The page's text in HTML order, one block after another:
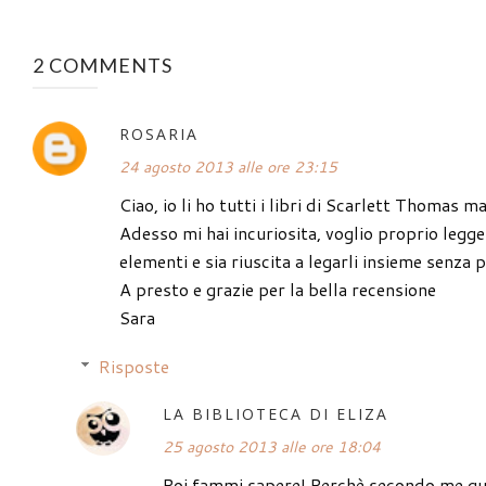
2 COMMENTS
ROSARIA
24 agosto 2013 alle ore 23:15
Ciao, io li ho tutti i libri di Scarlett Thomas
Adesso mi hai incuriosita, voglio proprio
elementi e sia riuscita a legarli insieme senza
A presto e grazie per la bella recensione
Sara
Risposte
LA BIBLIOTECA DI ELIZA
25 agosto 2013 alle ore 18:04